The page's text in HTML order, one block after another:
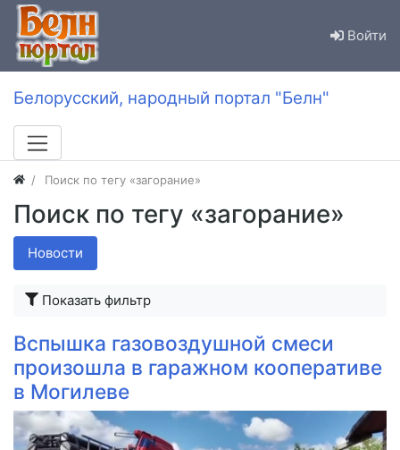
Войти
Белорусский, народный портал "Белн"
Поиск по тегу «загорание»
Поиск по тегу «загорание»
Новости
Показать фильтр
Вспышка газовоздушной смеси
произошла в гаражном кооперативе
в Могилеве